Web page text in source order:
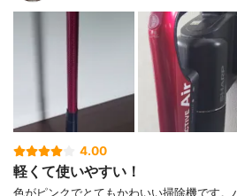
4.00
軽くて使いやすい！
色がピンクでとてもかわいい掃除機です